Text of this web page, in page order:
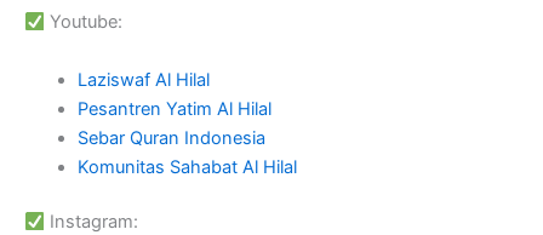
Youtube:
Laziswaf Al Hilal
Pesantren Yatim Al Hilal
Sebar Quran Indonesia
Komunitas Sahabat Al Hilal
Instagram: